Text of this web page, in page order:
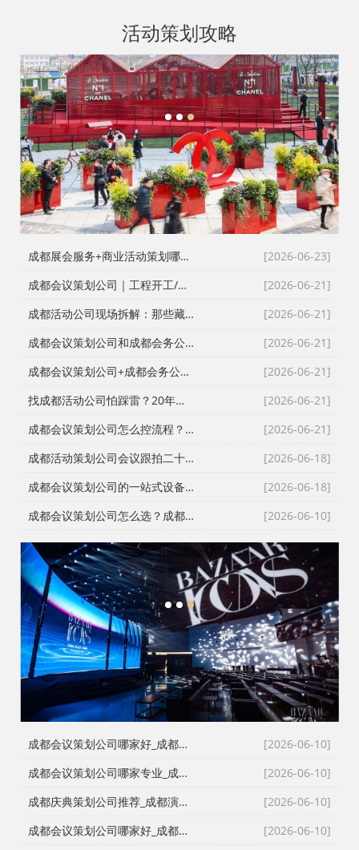
活动策划攻略
1 2 3
[2026-06-23]
成都展会服务+商业活动策划哪家好？成都活动公司舞台布置演出一体化服务商
[2026-06-21]
成都会议策划公司｜工程开工/奠基/封顶/竣工仪式全案执行，成都会务接待公司搞定政企工程类高严谨度庆典活动
[2026-06-21]
成都活动公司现场拆解：那些藏在桁架与鲜花背后的“执行暗线”
[2026-06-21]
成都会议策划公司和成都会务公司到底差在哪？成都活动公司老策划师的真话
[2026-06-21]
成都会议策划公司+成都会务公司+成都会务服务公司：成都活动公司老策划师不愿公开的执行细节
[2026-06-21]
找成都活动公司怕踩雷？20年资深操盘手拆解宝宝宴与寿宴布置的隐形门槛
[2026-06-21]
成都会议策划公司怎么控流程？从LED大屏幕到沙画定制的全链路避坑指南
[2026-06-18]
成都活动策划公司会议跟拍二十七年的镜头逻辑：从医学会议到年会直播的现场记录
[2026-06-18]
成都会议策划公司的一站式设备配套：从舞台搭建到LED屏的现场逻辑
[2026-06-10]
成都会议策划公司怎么选？成都会务公司与成都活动执行公司全流程服务拆解
1 2 3
[2026-06-10]
成都会议策划公司哪家好_成都活动执行公司_成都庆典公司_火壶打铁花非遗表演全资源覆盖
[2026-06-10]
成都会议策划公司哪家专业_成都活动执行公司_成都庆典策划公司_全场景演艺资源快速匹配
[2026-06-10]
成都庆典策划公司推荐_成都演艺公司_成都活动执行公司_成都大型活动策划公司一手资源物美价廉
[2026-06-10]
成都会议策划公司哪家好_成都庆典策划公司排名_成都会务公司_成都活动执行公司专业团队推荐